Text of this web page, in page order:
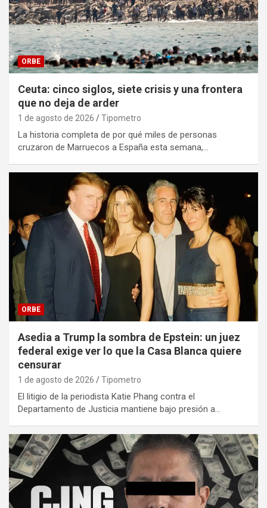
ORBE
Ceuta: cinco siglos, siete crisis y una frontera
que no deja de arder
1 de agosto de 2026 Tipometro
La historia completa de por qué miles de personas
cruzaron de Marruecos a España esta semana,…
ORBE
Asedia a Trump la sombra de Epstein: un juez
federal exige ver lo que la Casa Blanca quiere
censurar
1 de agosto de 2026 Tipometro
El litigio de la periodista Katie Phang contra el
Departamento de Justicia mantiene bajo presión a…